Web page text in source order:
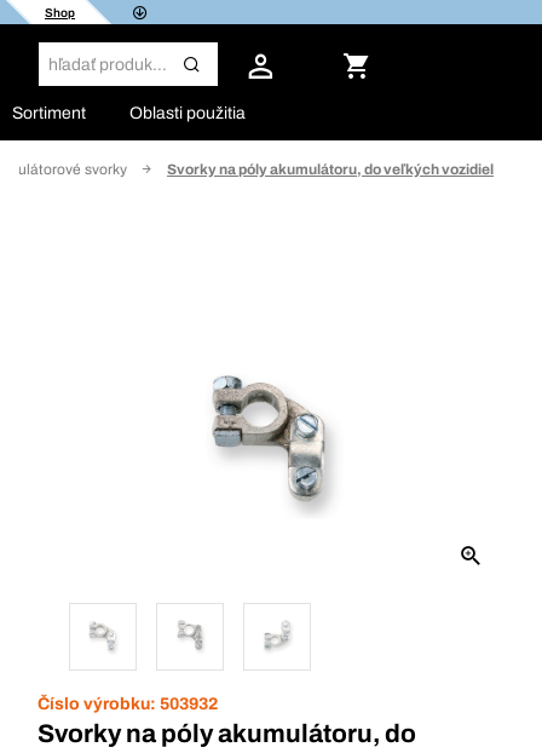
Shop
Sortiment Oblasti použitia
svorky Svorky na póly akumulátoru, do veľkých vozidiel
Číslo výrobku: 503932
Svorky na póly akumulátoru, do